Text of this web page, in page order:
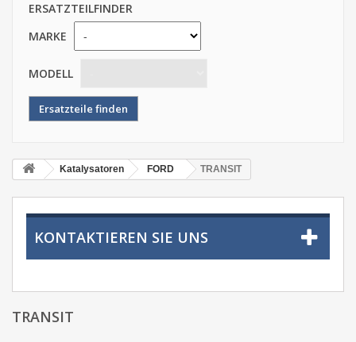
ERSATZTEILFINDER
MARKE
MODELL
Katalysatoren FORD TRANSIT
KONTAKTIEREN SIE UNS
TRANSIT